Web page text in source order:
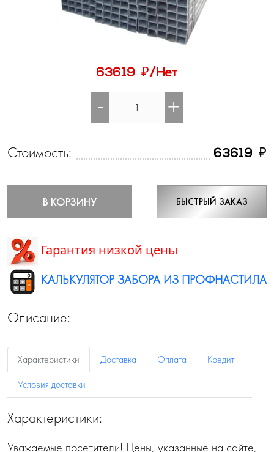
63619 ₽/Нет
- +
Стоимость: 63619 ₽
В КОРЗИНУ БЫСТРЫЙ ЗАКАЗ
Гарантия низкой цены
КАЛЬКУЛЯТОР ЗАБОРА ИЗ ПРОФНАСТИЛА
Описание:
Характеристики Доставка Оплата
Кредит
Условия доставки
Характеристики:
Уважаемые посетители! Цены, указанные на сайте,